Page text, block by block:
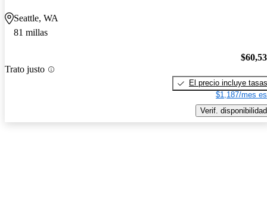
Seattle, WA
81 millas
Trato justo
El precio incluye tasas
$1,187/mes
Verif. disponibilidad